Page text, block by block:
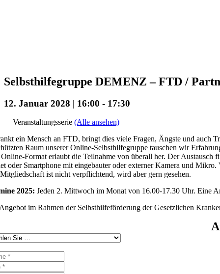
Selbsthilfegruppe DEMENZ – FTD /
12. Januar 2028 | 16:00 - 17:30
Veranstaltungsserie (Alle ansehen)
ein Mensch an FTD, bringt dies viele Fragen, Ängste und auch
Raum unserer Online-Selbsthilfegruppe tauschen wir
Format erlaubt die Teilnahme von überall her. Der
oder Smartphone mit eingebauter oder externer Kamera und
ist nicht verpflichtend, wird aber gern gesehen.
2025: Jeden 2. Mittwoch im Monat von 16.00-17.30 Uhr. Eine
im Rahmen der Selbsthilfeförderung der Gesetzlichen